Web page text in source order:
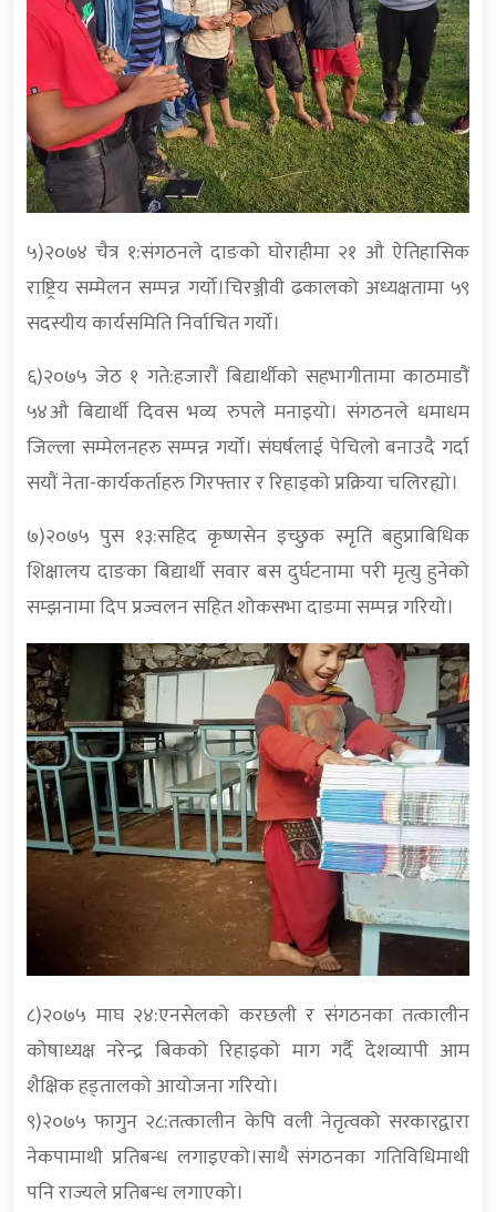
५)२०७४ चैत्र १:संगठनले दाङको घोराहीमा २१ औ ऐतिहासिक
राष्ट्रिय सम्मेलन सम्पन्न गर्यो।चिरञ्जीवी ढकालको अध्यक्षतामा ५९
सदस्यीय कार्यसमिति निर्वाचित गर्यो।
६)२०७५ जेठ १ गते:हजारौं बिद्यार्थीको सहभागीतामा काठमाडौं
५४औ बिद्यार्थी दिवस भव्य रुपले मनाइयो। संगठनले धमाधम
जिल्ला सम्मेलनहरु सम्पन्न गर्यो। संघर्षलाई पेचिलो बनाउदै गर्दा
सयौं नेता-कार्यकर्ताहरु गिरफ्तार र रिहाइको प्रक्रिया चलिरह्यो।
७)२०७५ पुस १३:सहिद कृष्णसेन इच्छुक स्मृति बहुप्राबिधिक
शिक्षालय दाङका बिद्यार्थी सवार बस दुर्घटनामा परी मृत्यु हुनेको
सम्झनामा दिप प्रज्वलन सहित शोकसभा दाङमा सम्पन्न गरियो।
८)२०७५ माघ २४:एनसेलको करछली र संगठनका तत्कालीन
कोषाध्यक्ष नरेन्द्र बिकको रिहाइको माग गर्दै देशव्यापी आम
शैक्षिक हड्तालको आयोजना गरियो।
९)२०७५ फागुन २८:तत्कालीन केपि वली नेतृत्वको सरकारद्वारा
नेकपामाथी प्रतिबन्ध लगाइएको।साथै संगठनका गतिविधिमाथी
पनि राज्यले प्रतिबन्ध लगाएको।